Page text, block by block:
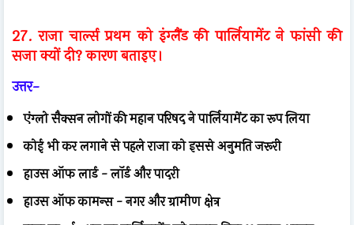
27. राजा चार्ल्स प्रथम को इंग्लैंड की पार्लियामेंट ने फांसी की
सजा क्यों दी? कारण बताइए।
उत्तर-
एंग्लो सैक्सन लोगों की महान परिषद ने पार्लियामेंट का रूप लिया
कोई भी कर लगाने से पहले राजा को इससे अनुमति जरूरी
हाउस ऑफ लार्ड - लॉर्ड और पादरी
हाउस ऑफ कामन्स - नगर और ग्रामीण क्षेत्र